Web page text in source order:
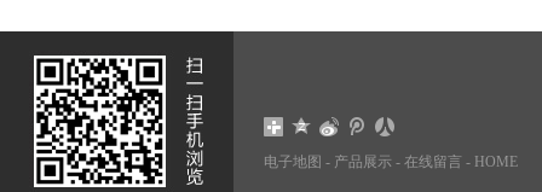
电子地图 - 产品展示 - 在线留言 - HOME